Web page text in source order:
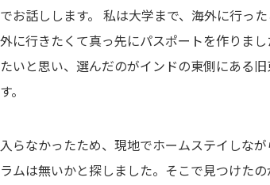
お話しします。 私は大学まで、海外に行っ
に行きたくて真っ先にパスポートを作りま
いと思い、選んだのがインドの東側にある
。
らなかったため、現地でホームステイしな
ムは無いかと探しました。そこで見つけたの